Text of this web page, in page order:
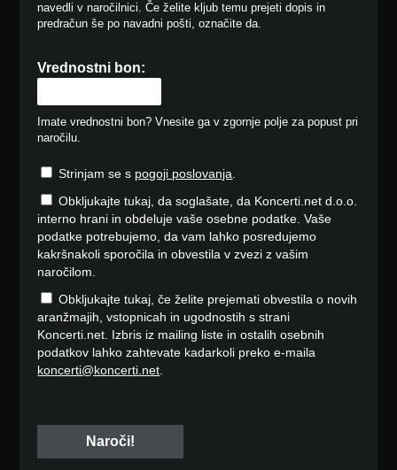
navedli v naročilnici. Če želite kljub temu prejeti dopis in
predračun še po navadni pošti, označite da.
Vrednostni bon:
Imate vrednostni bon? Vnesite ga v zgornje polje za popust pri
naročilu.
Strinjam se s pogoji poslovanja.
Obkljukajte tukaj, da soglašate, da Koncerti.net d.o.o.
interno hrani in obdeluje vaše osebne podatke. Vaše
podatke potrebujemo, da vam lahko posredujemo
kakršnakoli sporočila in obvestila v zvezi z vašim
naročilom.
Obkljukajte tukaj, če želite prejemati obvestila o novih
aranžmajih, vstopnicah in ugodnostih s strani
Koncerti.net. Izbris iz mailing liste in ostalih osebnih
podatkov lahko zahtevate kadarkoli preko e-maila
koncerti@koncerti.net.